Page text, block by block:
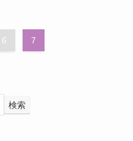
6 7
検索